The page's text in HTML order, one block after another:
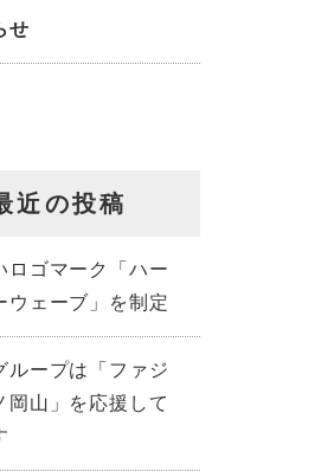
せ
近の投稿
ロゴマーク「ハー
ウェーブ」を制定
ループは「ファジ
岡山」を応援して